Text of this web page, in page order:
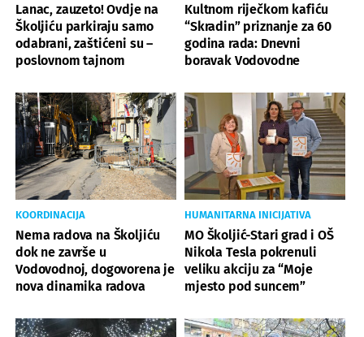
Lanac, zauzeto! Ovdje na
Školjiću parkiraju samo
odabrani, zaštićeni su –
poslovnom tajnom
Kultnom riječkom kafiću
“Skradin” priznanje za 60
godina rada: Dnevni
boravak Vodovodne
KOORDINACIJA
Nema radova na Školjiću
dok ne završe u
Vodovodnoj, dogovorena je
nova dinamika radova
HUMANITARNA INICIJATIVA
MO Školjić-Stari grad i OŠ
Nikola Tesla pokrenuli
veliku akciju za “Moje
mjesto pod suncem”